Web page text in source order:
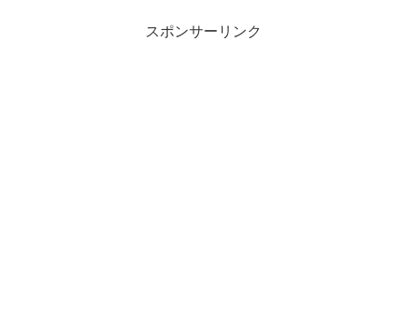
スポンサーリンク